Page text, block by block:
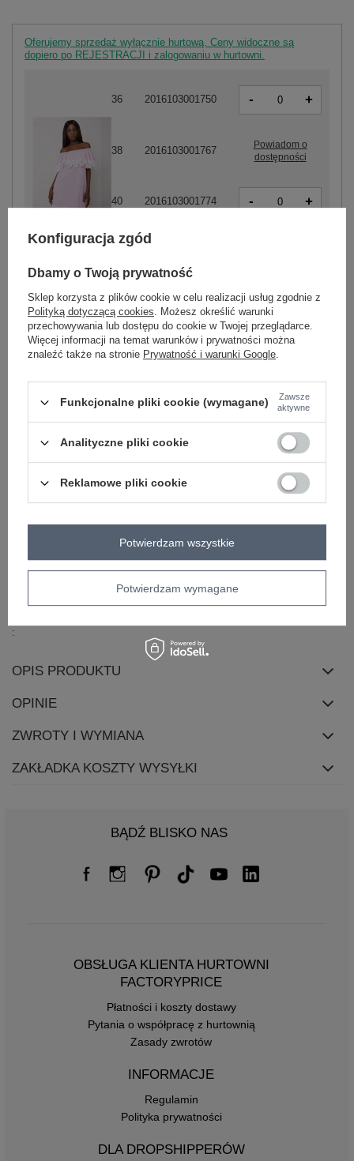
Oferujemy sprzedaż wyłącznie hurtową. Ceny widoczne są
dopiero po REJESTRACJI i zalogowaniu w hurtowni.
jasny fioletowy
36 2016103001750 - +
38 2016103001767
Powiadom o
dostępności
40 2016103001774 - +
ZALOGUJ SIĘ I ZOBACZ CENĘ
Zadzwoń
+48 601 547 740 Zadaj pytanie
Kod produktu
LK-SK-506992.11
Marka
LAKERTA
gładki
krótki rękaw
długość
mini
OPIS PRODUKTU
OPINIE
ZWROTY I WYMIANA
ZAKŁADKA KOSZTY WYSYŁKI
BĄDŹ BLISKO NAS
OBSŁUGA KLIENTA HURTOWNI
FACTORYPRICE
Płatności i koszty dostawy
Pytania o współpracę z hurtownią
Zasady zwrotów
INFORMACJE
Regulamin
Polityka prywatności
DLA DROPSHIPPERÓW
Konfiguracja zgód
Dbamy o Twoją prywatność
Sklep korzysta z plików cookie w celu realizacji usług zgodnie z
Polityką dotyczącą cookies. Możesz określić warunki
przechowywania lub dostępu do cookie w Twojej przeglądarce.
Więcej informacji na temat warunków i prywatności można
znaleźć także na stronie Prywatność i warunki Google.
Funkcjonalne pliki cookie (wymagane)
Zawsze
aktywne
Analityczne pliki cookie
Reklamowe pliki cookie
Potwierdzam wymagane
Potwierdzam wszystkie